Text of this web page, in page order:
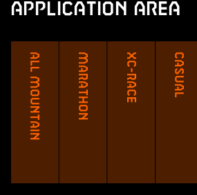
Application Area
All Mountain Marathon XC-Race Casual